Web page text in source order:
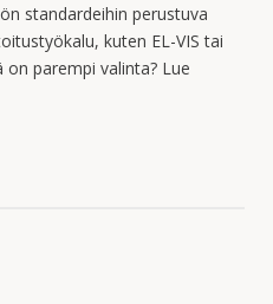
standardeihin perustuva
kuten EL-VIS tai
parempi valinta? Lue